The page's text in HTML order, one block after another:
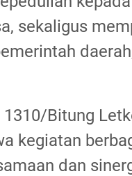
sekaligus
Bitung
kegiatan
dan